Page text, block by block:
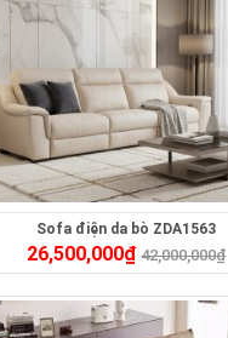
Sofa điện da bò ZDA1563
26,500,000₫ 42,000,000₫